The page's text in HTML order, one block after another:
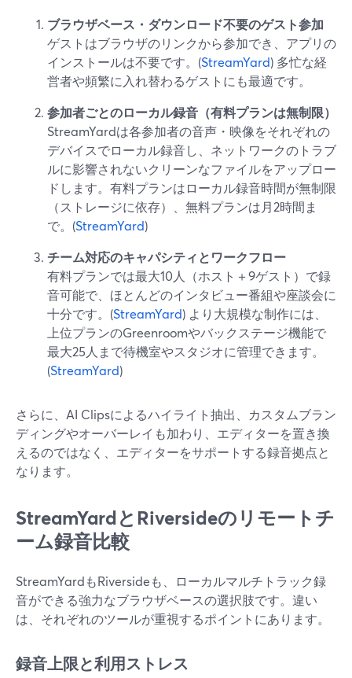
ブラウザベース・ダウンロード不要のゲスト参加
ゲストはブラウザのリンクから参加でき、アプリの
インストールは不要です。(StreamYard) 多忙な経
営者や頻繁に入れ替わるゲストにも最適です。
参加者ごとのローカル録音（有料プランは無制限）
StreamYardは各参加者の音声・映像をそれぞれの
デバイスでローカル録音し、ネットワークのトラブ
ルに影響されないクリーンなファイルをアップロー
ドします。有料プランはローカル録音時間が無制限
（ストレージに依存）、無料プランは月2時間ま
で。(StreamYard)
チーム対応のキャパシティとワークフロー
有料プランでは最大10人（ホスト＋9ゲスト）で録
音可能で、ほとんどのインタビュー番組や座談会に
十分です。(StreamYard) より大規模な制作には、
上位プランのGreenroomやバックステージ機能で
最大25人まで待機室やスタジオに管理できます。
(StreamYard)
さらに、AI Clipsによるハイライト抽出、カスタムブラン
ディングやオーバーレイも加わり、エディターを置き換
えるのではなく、エディターをサポートする録音拠点と
なります。
StreamYardとRiversideのリモートチ
ーム録音比較
StreamYardもRiversideも、ローカルマルチトラック録
音ができる強力なブラウザベースの選択肢です。違い
は、それぞれのツールが重視するポイントにあります。
録音上限と利用ストレス